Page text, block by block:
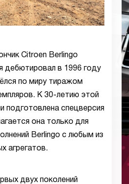
Citroen Berlingo
дебютировал в 1996 году
по миру тиражом
К 30-летию этой
подготовлена спецверсия
она только для
Berlingo с любым из
агрегатов.
двух поколений